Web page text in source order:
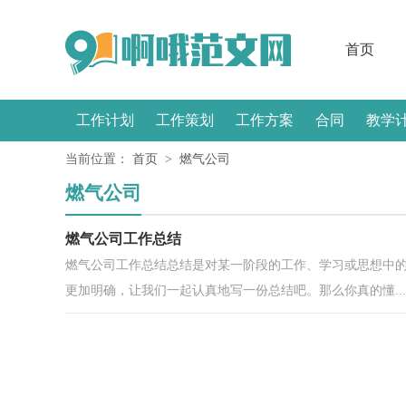
首页
工作计划 工作策划 工作方案 合同 教学
感言
当前位置： 首页 > 燃气公司
燃气公司
燃气公司工作总结
燃气公司工作总结总结是对某一阶段的工作、学习或思想中
更加明确，让我们一起认真地写一份总结吧。那么你真的懂...